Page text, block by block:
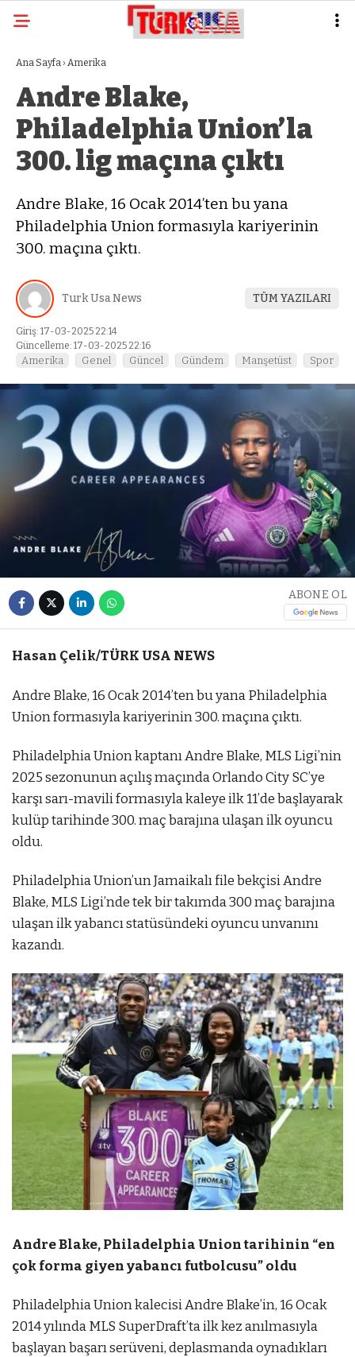
Ana Sayfa › Amerika
Andre Blake,
Philadelphia Union’la
300. lig maçına çıktı
Andre Blake, 16 Ocak 2014’ten bu yana
Philadelphia Union formasıyla kariyerinin
300. maçına çıktı.
Turk Usa News TÜM YAZILARI
Giriş: 17-03-2025 22:14
Güncelleme: 17-03-2025 22:16
Amerika Genel Güncel Gündem Manşetüst Spor
ABONE OL
Hasan Çelik/TÜRK USA NEWS
Andre Blake, 16 Ocak 2014’ten bu yana Philadelphia
Union formasıyla kariyerinin 300. maçına çıktı.
Philadelphia Union kaptanı Andre Blake, MLS Ligi’nin
2025 sezonunun açılış maçında Orlando City SC’ye
karşı sarı-mavili formasıyla kaleye ilk 11’de başlayarak
kulüp tarihinde 300. maç barajına ulaşan ilk oyuncu
oldu.
Philadelphia Union’un Jamaikalı file bekçisi Andre
Blake, MLS Ligi’nde tek bir takımda 300 maç barajına
ulaşan ilk yabancı statüsündeki oyuncu unvanını
kazandı.
Andre Blake, Philadelphia Union tarihinin “en
çok forma giyen yabancı futbolcusu” oldu
Philadelphia Union kalecisi Andre Blake’in, 16 Ocak
2014 yılında MLS SuperDraft’ta ilk kez anılmasıyla
başlayan başarı serüveni, deplasmanda oynadıkları